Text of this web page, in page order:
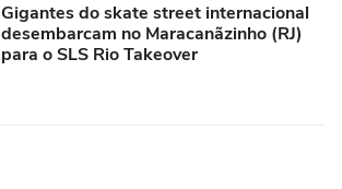
Gigantes do skate street internacional
desembarcam no Maracanãzinho (RJ)
para o SLS Rio Takeover